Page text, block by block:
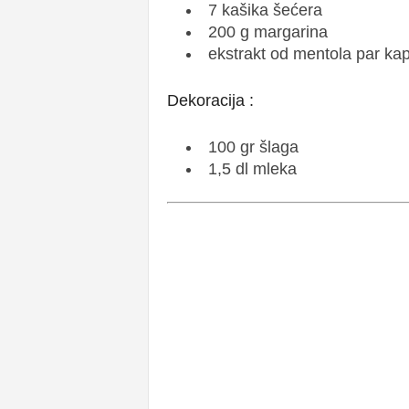
7 kašika šećera
200 g margarina
ekstrakt od mentola par
Dekoracija :
100 gr šlaga
1,5 dl mleka